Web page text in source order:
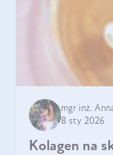
mgr inż.
8 sty 2026
Kolagen na